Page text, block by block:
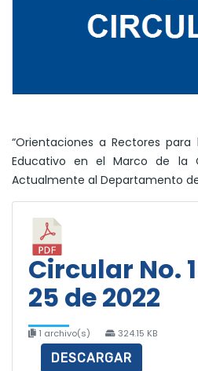
“Orientaciones a Rectores
Educativo en el Marco de la
Actualmente al Departamento
Circular No.
25 de 2022
1 archivo(s) 324.15 KB
DESCARGAR